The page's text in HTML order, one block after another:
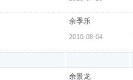
余季乐
2010-08-04
余景龙